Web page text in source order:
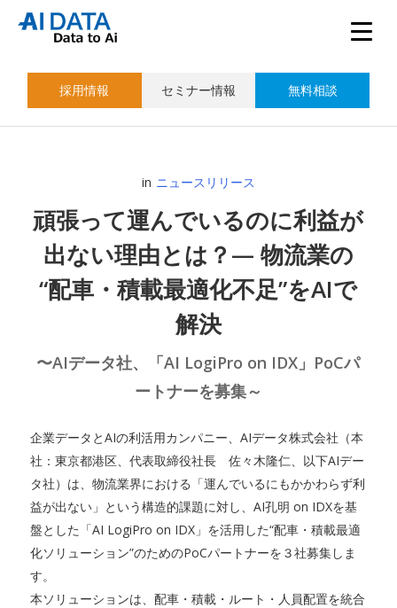
採用情報 セミナー情報 無料相談
in ニュースリリース
頑張って運んでいるのに利益が
出ない理由とは？— 物流業の
“配車・積載最適化不足”をAIで
解決
〜AIデータ社、「AI LogiPro on IDX」PoCパ
ートナーを募集～
企業データとAIの利活用カンパニー、AIデータ株式会社（本
社：東京都港区、代表取締役社長 佐々木隆仁、以下AIデー
タ社）は、物流業界における「運んでいるにもかかわらず利
益が出ない」という構造的課題に対し、AI孔明 on IDXを基
盤とした「AI LogiPro on IDX」を活用した“配車・積載最適
化ソリューション”のためのPoCパートナーを３社募集しま
す。
本ソリューションは、配車・積載・ルート・人員配置を統合